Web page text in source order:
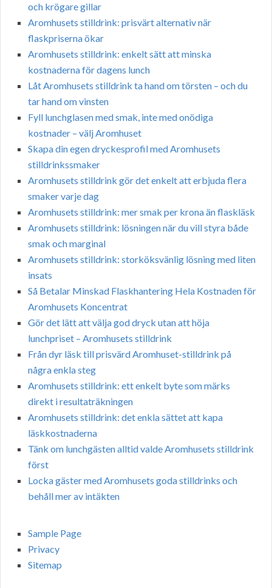
och krögare gillar
Aromhusets stilldrink: prisvärt alternativ när
flaskpriserna ökar
Aromhusets stilldrink: enkelt sätt att minska
kostnaderna för dagens lunch
Låt Aromhusets stilldrink ta hand om törsten – och du
tar hand om vinsten
Fyll lunchglasen med smak, inte med onödiga
kostnader – välj Aromhuset
Skapa din egen dryckesprofil med Aromhusets
stilldrinkssmaker
Aromhusets stilldrink gör det enkelt att erbjuda flera
smaker varje dag
Aromhusets stilldrink: mer smak per krona än flaskläsk
Aromhusets stilldrink: lösningen när du vill styra både
smak och marginal
Aromhusets stilldrink: storköksvänlig lösning med liten
insats
Så Betalar Minskad Flaskhantering Hela Kostnaden för
Aromhusets Koncentrat
Gör det lätt att välja god dryck utan att höja
lunchpriset – Aromhusets stilldrink
Från dyr läsk till prisvärd Aromhuset-stilldrink på
några enkla steg
Aromhusets stilldrink: ett enkelt byte som märks
direkt i resultaträkningen
Aromhusets stilldrink: det enkla sättet att kapa
läskkostnaderna
Tänk om lunchgästen alltid valde Aromhusets stilldrink
först
Locka gäster med Aromhusets goda stilldrinks och
behåll mer av intäkten
Sample Page
Privacy
Sitemap